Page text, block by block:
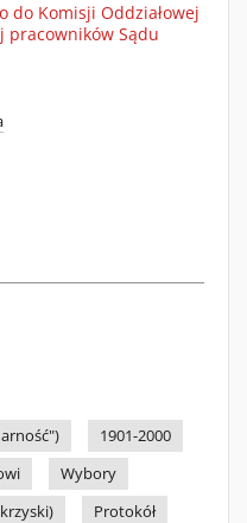
do Komisji Oddziałowej
pracowników Sądu
1901-2000
Wybory
Protokół